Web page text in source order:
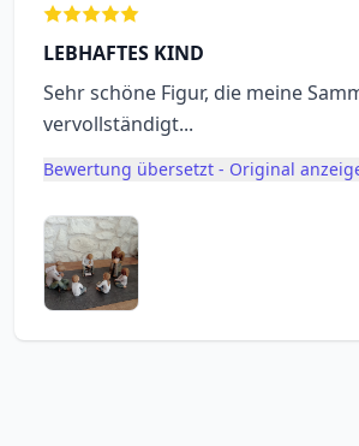
LEBHAFTES KIND
Sehr schöne Figur, die meine
vervollständigt...
Bewertung übersetzt - Original